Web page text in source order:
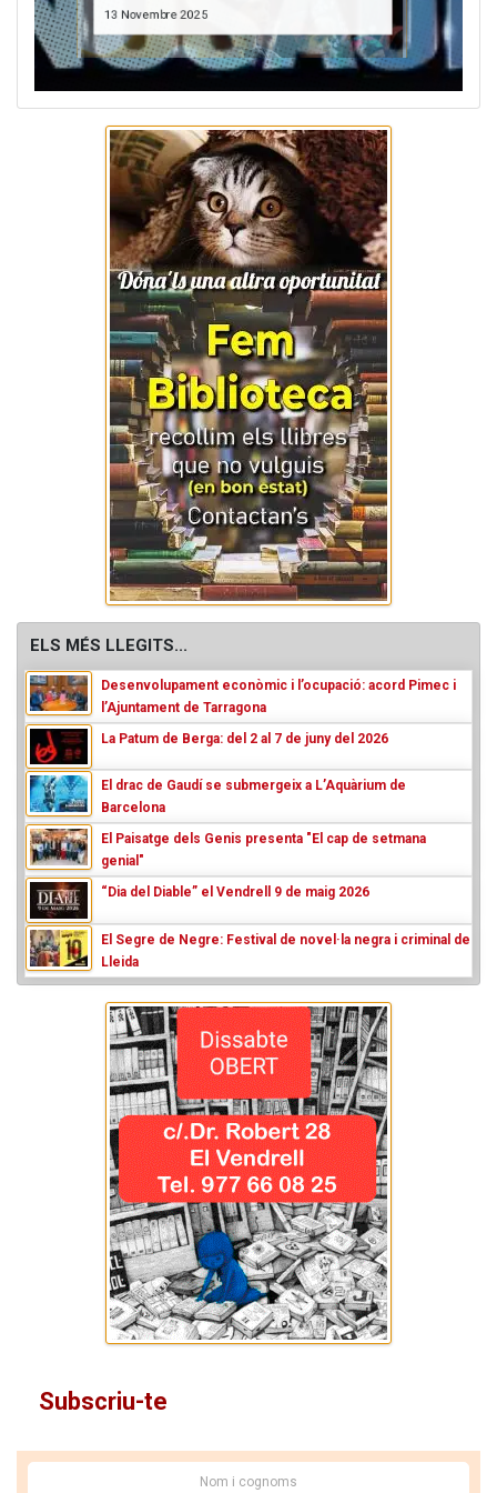
13 Novembre 2025
ELS MÉS LLEGITS...
Desenvolupament econòmic i l’ocupació: acord Pimec i
l’Ajuntament de Tarragona
La Patum de Berga: del 2 al 7 de juny del 2026
El drac de Gaudí se submergeix a L’Aquàrium de
Barcelona
El Paisatge dels Genis presenta "El cap de setmana
genial"
“Dia del Diable” el Vendrell 9 de maig 2026
El Segre de Negre: Festival de novel·la negra i criminal de
Lleida
Subscriu-te